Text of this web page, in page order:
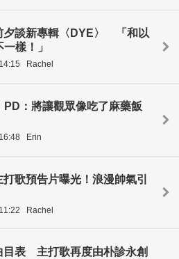
夕談新專輯〈DYE〉 「和以
樣！」
Rachel
PD：將讓觀眾像吃了麻藥飯
Erin
歌預告片曝光！浪漫帥氣引
Rachel
目表 主打歌再度由朴診永創